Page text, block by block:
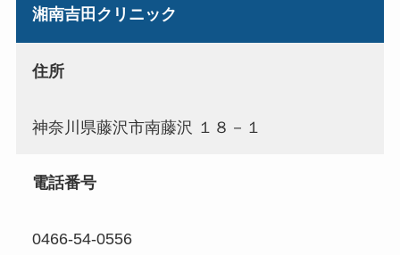
湘南吉田クリニック
住所
神奈川県藤沢市南藤沢 １８－１
電話番号
0466-54-0556